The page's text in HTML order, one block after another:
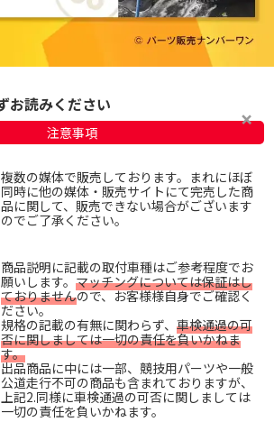
お読みください
注意事項
複数の媒体で販売しております。まれにほぼ
同時に他の媒体・販売サイトにて完売した商
品に関して、販売できない場合がございます
のでご了承ください。
商品説明に記載の取付車種はご参考程度でお
願いします。 マッチングについては保証はし
ておりませんので、お客様様自身でご確認く
ださい。
規格の記載の有無に関わらず、 車検通過の可
否に関しましては一切の責任を負いかねま
す。
出品商品に中には一部、競技用パーツや一般
公道走行不可の商品も含まれておりますが、
上記2.同様に車検通過の可否に関しましては
一切の責任を負いかねます。